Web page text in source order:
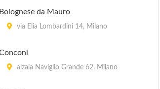
Bolognese da Mauro
via Elia Lombardini 14, Milano
alzaia Naviglio Grande 62, Milano